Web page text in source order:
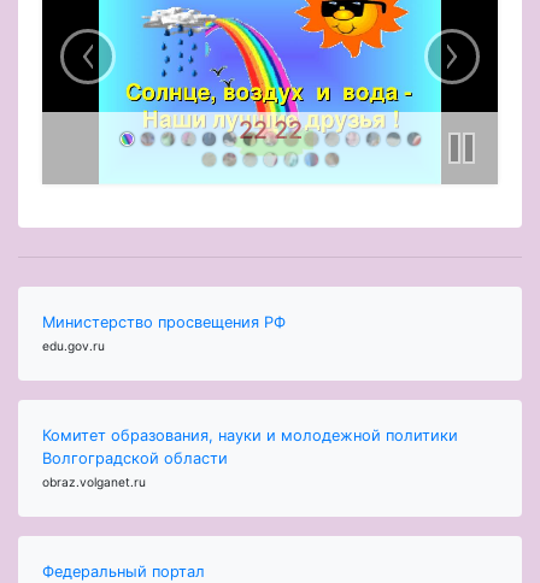
21 21
Министерство просвещения РФ
edu.gov.ru
Комитет образования, науки и молодежной политики
Волгоградской области
obraz.volganet.ru
Федеральный портал